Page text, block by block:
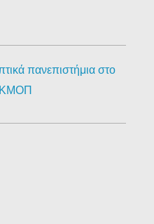
πανεπιστήμια στο
ΚΜΟΠ